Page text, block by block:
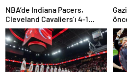
NBA’de Indiana Pacers,
Cleveland Cavaliers’ı 4-1
yenerek konferans finaline
yükseldi